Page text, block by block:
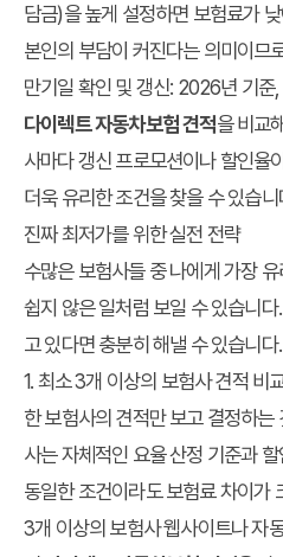
담금)을 높게 설정하면 보험료가
본인의 부담이 커진다는 의미이므
만기일 확인 및 갱신: 2026년 기준,
다이렉트 자동차보험 견적을 비교
사마다 갱신 프로모션이나 할인율
더욱 유리한 조건을 찾을 수 있습니
진짜 최저가를 위한 실전 전략
수많은 보험사들 중 나에게 가장
쉽지 않은 일처럼 보일 수 있습니
고 있다면 충분히 해낼 수 있습니다.
1. 최소 3개 이상의 보험사 견적 비
한 보험사의 견적만 보고 결정하는
사는 자체적인 요율 산정 기준과 할
동일한 조건이라도 보험료 차이가
3개 이상의 보험사 웹사이트나 자